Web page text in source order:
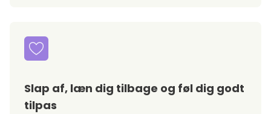
Slap af, læn dig tilbage og føl dig godt
tilpas